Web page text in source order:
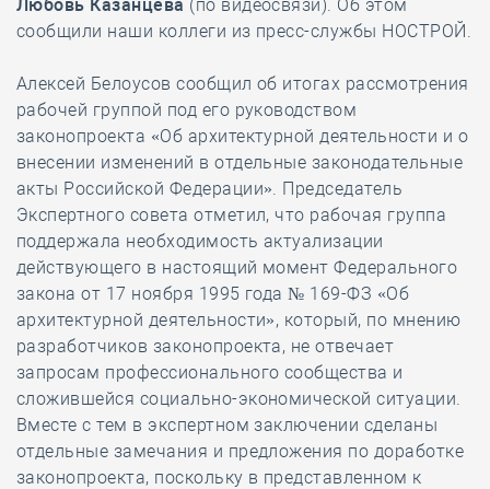
Любовь Казанцева (по видеосвязи). Об этом
сообщили наши коллеги из пресс-службы НОСТРОЙ.
Алексей Белоусов сообщил об итогах рассмотрения
рабочей группой под его руководством
законопроекта «Об архитектурной деятельности и о
внесении изменений в отдельные законодательные
акты Российской Федерации». Председатель
Экспертного совета отметил, что рабочая группа
поддержала необходимость актуализации
действующего в настоящий момент Федерального
закона от 17 ноября 1995 года № 169-ФЗ «Об
архитектурной деятельности», который, по мнению
разработчиков законопроекта, не отвечает
запросам профессионального сообщества и
сложившейся социально-экономической ситуации.
Вместе с тем в экспертном заключении сделаны
отдельные замечания и предложения по доработке
законопроекта, поскольку в представленном к